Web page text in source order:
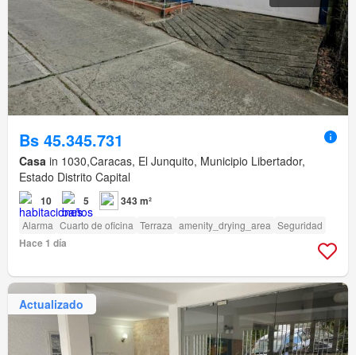
Bs 45.345.731
Casa in 1030,Caracas, El Junquito, Municipio Libertador,
Estado Distrito Capital
10 5 343 m²
Alarma Cuarto de oficina Terraza amenity_drying_area Seguridad
Hace 1 día
Actualizado